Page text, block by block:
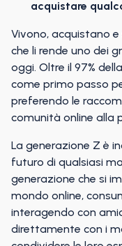
acquistare
Vivono, acquistano
che li rende uno dei
oggi. Oltre il 97%
come primo passo
preferendo le
comunità online alla
La generazione Z è
futuro di qualsiasi
generazione che si
mondo online,
interagendo con
direttamente con i